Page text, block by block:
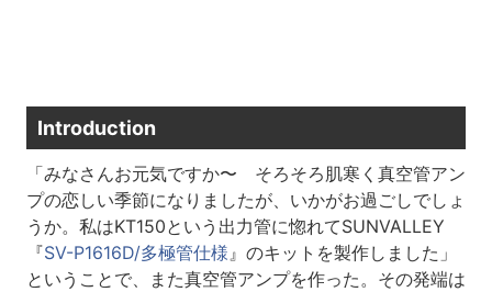
Introduction
「みなさんお元気ですか〜 そろそろ肌寒く真空管アン
プの恋しい季節になりましたが、いかがお過ごしでしょ
うか。私はKT150という出力管に惚れてSUNVALLEY
『SV-P1616D/多極管仕様』のキットを製作しました」
ということで、また真空管アンプを作った。その発端は